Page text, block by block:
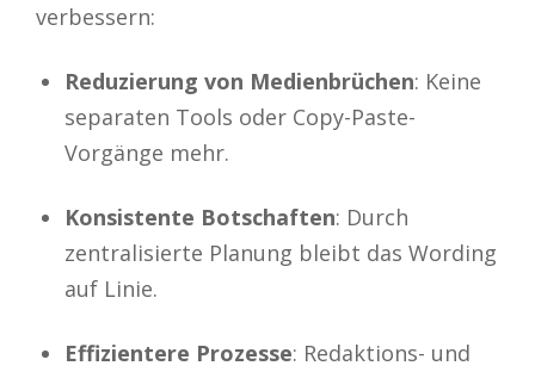
verbessern:
Reduzierung von Medienbrüchen: Keine
separaten Tools oder Copy-Paste-
Vorgänge mehr.
Konsistente Botschaften: Durch
zentralisierte Planung bleibt das Wording
auf Linie.
Effizientere Prozesse: Redaktions- und